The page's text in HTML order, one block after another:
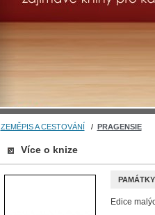
ZEMĚPIS A CESTOVÁNÍ / PRAGENSIE
Více o knize
Edice